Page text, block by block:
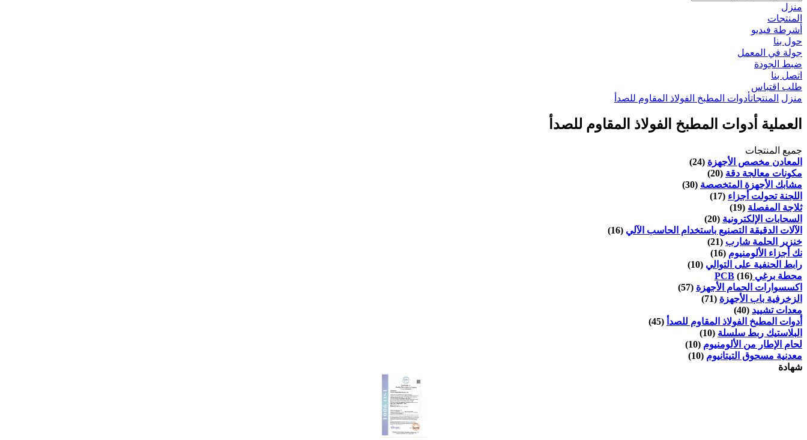
منزل
المنتجات
أشرطة فيديو
حول بنا
جولة في المعمل
ضبط الجودة
اتصل بنا
طلب اقتباس
منزل المنتجاتأدوات المطبخ الفولاذ المقاوم للصدأ
العملية أدوات المطبخ الفولاذ المقاوم للصدأ
جميع المنتجات
المعادن مخصص الأجهزة (24)
مكونات معالجة دقة (20)
مشابك الأجهزة المتخصصة (30)
اللجنة تحولت أجزاء (17)
ثلاجة المفصلة (19)
السحابات الإلكترونية (20)
الآلات الدقيقة التصنيع باستخدام الحاسب الآلي (16)
خنزير الحلمة شارب (21)
نك أجزاء الألومنيوم (16)
رابط الحنفية على التوالي (10)
محطة برغي PCB (16)
اكسسوارات الحمام الأجهزة (57)
الزخرفية باب الأجهزة (71)
معدات تشييد (40)
أدوات المطبخ الفولاذ المقاوم للصدأ (45)
البلاستيك ربط سلسلة (10)
لحام الإطار من الألومنيوم (10)
معدنية مسحوق التيتانيوم (10)
شهادة